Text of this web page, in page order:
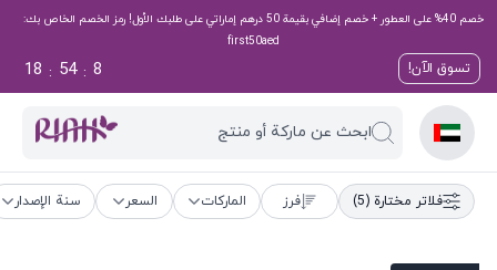
خصم 40% على العطور + خصم إضافي بقيمة 50 درهم إماراتي على طلبك الأول! رمز الخصم الخاص بك:
first50aed
تسوق الآن! 7
:
54
:
18
ابحث عن ماركة أو منتج
فلاتر مختارة (5) فرز الماركات السعر سنة الإصدار